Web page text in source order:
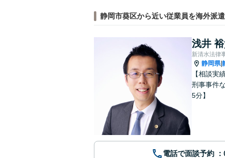
静岡市葵区から近い従業員を海外派
浅井
新清水法律
静岡県|
【相談実
刑事事件
5分】
電話で面談予約